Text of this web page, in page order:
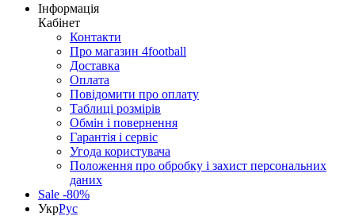
Інформація
Кабінет
Контакти
Про магазин 4football
Доставка
Оплата
Повідомити про оплату
Таблиці розмірів
Обмін і повернення
Гарантія і сервіс
Угода користувача
Положення про обробку і захист персональних
даних
Sale -80%
УкрРус